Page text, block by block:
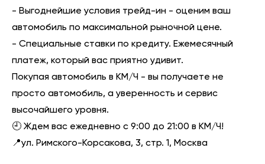
- Выгоднейшие условия трейд-ин - оценим ваш
автомобиль по максимальной рыночной цене.
- Специальные ставки по кредиту. Ежемесячный
платеж, который вас приятно удивит.
Покупая автомобиль в КМ/Ч - вы получаете не
просто автомобиль, а уверенность и сервис
высочайшего уровня.
🕘 Ждем вас ежедневно с 9:00 до 21:00 в КМ/Ч!
📍ул. Римского-Корсакова, 3, стр. 1, Москва